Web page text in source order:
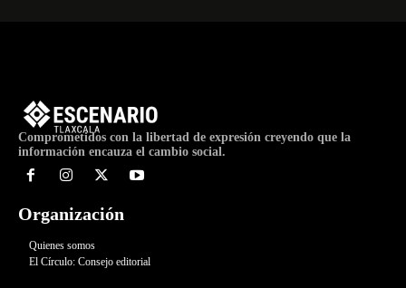
Comprometidos con la libertad de expresión creyendo que la
información encauza el cambio social.
Organización
Quienes somos
El Círculo: Consejo editorial